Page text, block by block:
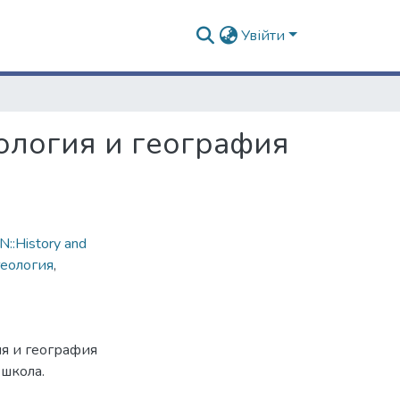
Увійти
и география
and
,
и география